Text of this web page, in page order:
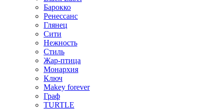
Барокко
Ренессанс
Глянец
Сити
Нежность
Стиль
Жар-птица
Монархия
Ключ
Makey forever
Граф
TURTLE